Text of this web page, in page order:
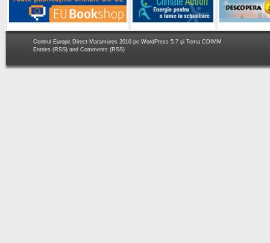
Centrul Europe Direct Maramures 2010 pe WordPress 5.7 şi Tema CDIMM
Entries (RSS) and Comments (RSS)